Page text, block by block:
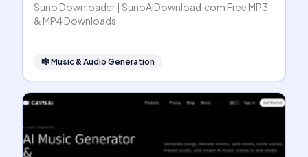
Suno Downloader | SunoAIDownload.com Free MP3
& MP4 Downloads
🎼Music & Audio Generation